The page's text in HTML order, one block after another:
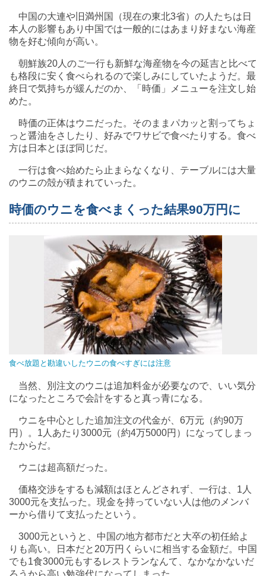
中国の大連や旧満州国（現在の東北3省）の人たちは日
本人の影響もあり中国では一般的にはあまり好まない海産
物を好む傾向が高い。
朝鮮族20人のご一行も新鮮な海産物を今の延吉と比べて
も格段に安く食べられるので楽しみにしていたようだ。最
終日で気持ちが緩んだのか、「時価」メニューを注文し始
めた。
時価の正体はウニだった。そのままパカッと割ってちょ
っと醤油をさしたり、好みでワサビで食べたりする。食べ
方は日本とほぼ同じだ。
一行は食べ始めたら止まらなくなり、テーブルには大量
のウニの殻が積まれていった。
時価のウニを食べまくった結果90万円に
食べ放題と勘違いしたウニの食べすぎには注意
当然、別注文のウニは追加料金が必要なので、いい気分
になったところで会計をすると真っ青になる。
ウニを中心とした追加注文の代金が、6万元（約90万
円）。1人あたり3000元（約4万5000円）になってしまっ
たからだ。
ウニは超高額だった。
価格交渉をするも減額はほとんどされず、一行は、1人
3000元を支払った。現金を持っていない人は他のメンバ
ーから借りて支払ったという。
3000元というと、中国の地方都市だと大卒の初任給よ
りも高い。日本だと20万円くらいに相当する金額だ。中国
でも1食3000元もするレストランなんて、なかなかないだ
ろうから高い勉強代になってしまった。